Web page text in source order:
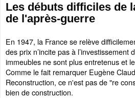
Les débuts difficiles de
de l'après-guerre
En 1947, la France se relève
des prix n’incite pas à l’investissement
immeubles ne sont plus entretenus et
Comme le fait remarquer Eugène
Reconstruction, ce n'est pas de "re
bien de construction.